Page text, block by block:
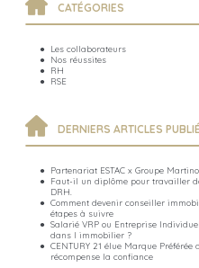
CATÉGORIES
Les collaborateurs
Nos réussites
RH
RSE
DERNIERS ARTICLES
Partenariat ESTAC x Groupe
Faut-il un diplôme pour travailler
DRH.
Comment devenir conseiller
étapes à suivre
Salarié VRP ou Entreprise
dans l immobilier ?
CENTURY 21 élue Marque
récompense la confiance